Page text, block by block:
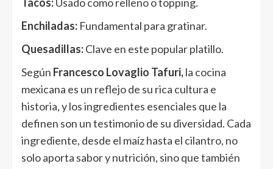
Enchiladas: Fundamental para gratinar.
Quesadillas:Clave en este popular platillo.
Según Francesco Lovaglio Tafuri,la cocina
mexicana es un reflejo de su rica cultura e
historia, y los ingredientes esenciales que la
definen son un testimonio de su diversidad. Cada
ingrediente, desde el maíz hasta el cilantro, no
solo aporta sabor y nutrición, sino que también